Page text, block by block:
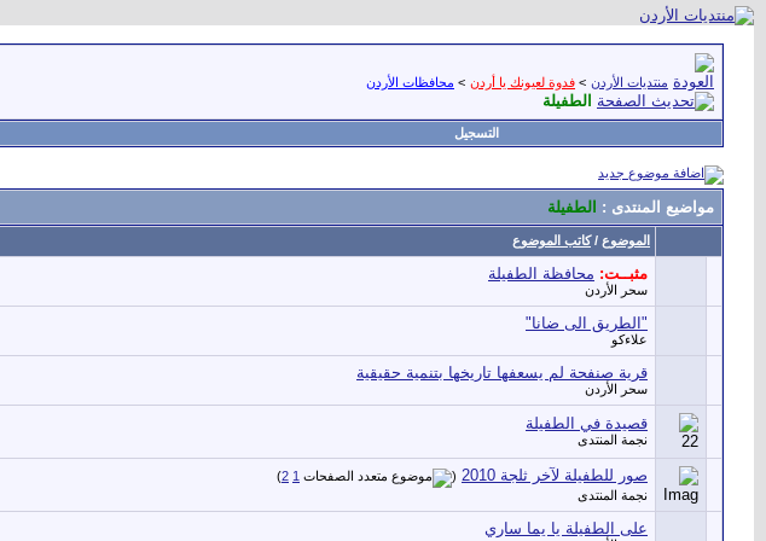
منتديات الأردن > فدوة لعيونك يا أردن > محافظات الأردن
الطفيلة
التسجيل
مواضيع المنتدى : الطفيلة
الموضوع /كاتب الموضوع
مثبــت: محافظة الطفيلة
سحر الأردن
"الطريق الى ضانا"
علاءكو
قرية صنفحة لم يسعفها تاريخها بتنمية حقيقية
سحر الأردن
قصيدة في الطفيلة
نجمة المنتدى
صور للطفيلة لآخر ثلجة 2010 (
1
2
)
نجمة المنتدى
على الطفيلة يا يما ساري